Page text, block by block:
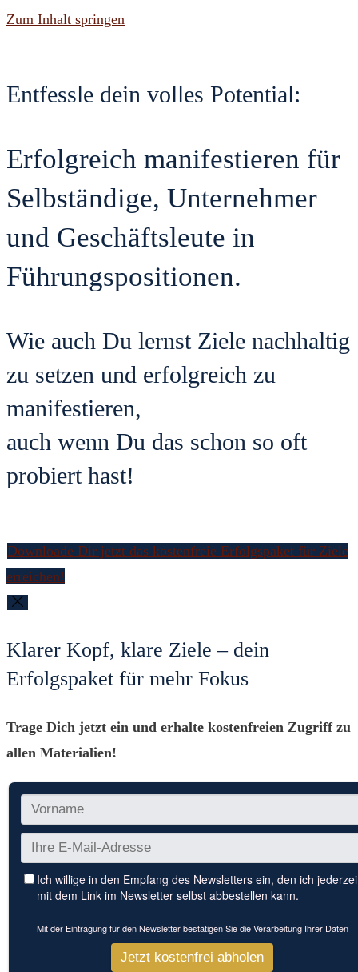
Zum Inhalt springen
Entfessle dein volles Potential:
Erfolgreich manifestieren für
Selbständige, Unternehmer
und Geschäftsleute in
Führungspositionen.
Wie auch Du lernst Ziele nachhaltig
zu setzen und erfolgreich zu
manifestieren,
auch wenn Du das schon so oft
probiert hast!
Downloade Dir jetzt das kostenfreie Erfolgspaket für Ziele
erreichen!
Klarer Kopf, klare Ziele – dein
Erfolgspaket für mehr Fokus
Trage Dich jetzt ein und erhalte kostenfreien Zugriff zu
allen Materialien!